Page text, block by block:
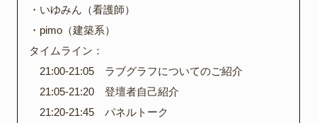
・いゆみん（看護師）
・pimo（建築系）
タイムライン：
21:00-21:05 ラブグラフについてのご紹介
21:05-21:20 登壇者自己紹介
21:20-21:45 パネルトーク